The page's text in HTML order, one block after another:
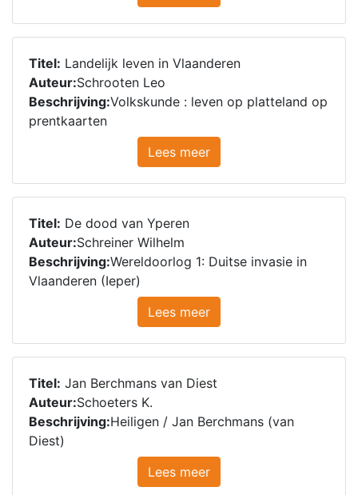
Titel: Landelijk leven in Vlaanderen
Auteur:Schrooten Leo
Beschrijving:Volkskunde : leven op platteland op
prentkaarten
Lees meer
Titel: De dood van Yperen
Auteur:Schreiner Wilhelm
Beschrijving:Wereldoorlog 1: Duitse invasie in
Vlaanderen (Ieper)
Lees meer
Titel: Jan Berchmans van Diest
Auteur:Schoeters K.
Beschrijving:Heiligen / Jan Berchmans (van
Diest)
Lees meer